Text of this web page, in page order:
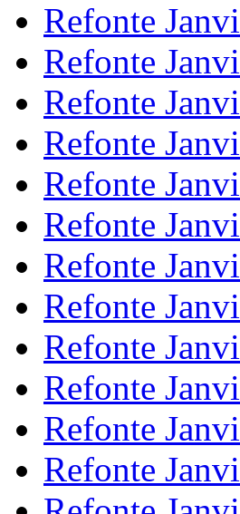
Refonte
Refonte
Refonte
Refonte
Refonte
Refonte
Refonte
Refonte
Refonte
Refonte
Refonte
Refonte